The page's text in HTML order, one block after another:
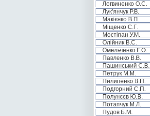
Логвиненко О.С.
Лук’янчук Р.В.
Макієнко В.П.
Міщенко С.Г.
Мостіпан У.М.
Олійник В.С.
Омельченко Г.О.
Павленко В.В.
Пашинський С.В.
Петрук М.М.
Пилипенко В.П.
Подгорний С.П.
Полунєєв Ю.В.
Потапчук М.Л.
Пудов Б.М.